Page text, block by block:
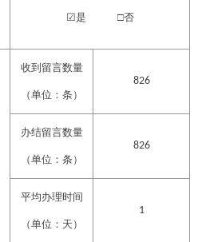
☑是 □否
收到留言数量
（单位：条）
826
办结留言数量
（单位：条）
826
平均办理时间
（单位：天）
1